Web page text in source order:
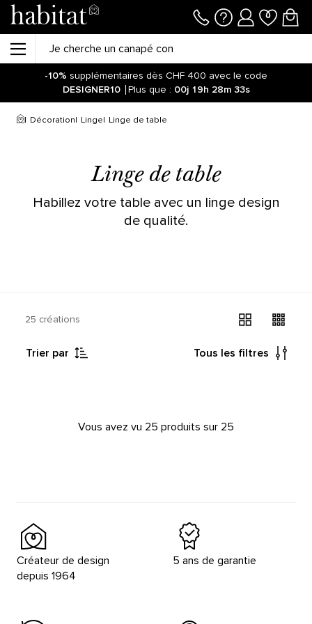
-10% supplémentaires dès CHF 400 avec le code
DESIGNER10
Plus que : 00j 19h 28m 33s
Décoration Linge Linge de table
Linge de table
Habillez votre table avec un linge design
de qualité.
25 créations
Trier par Tous les filtres
Vous avez vu 25 produits sur 25
Créateur de design
depuis 1964
5 ans de garantie